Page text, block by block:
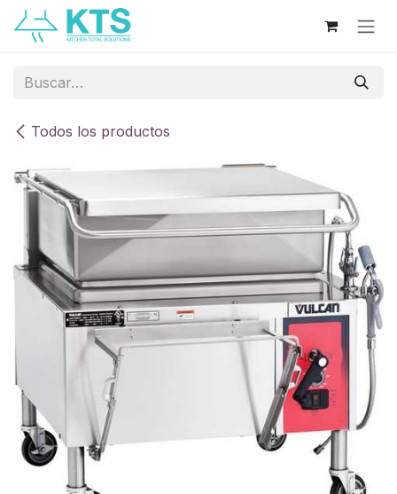
Ir al contenido
Todos los productos